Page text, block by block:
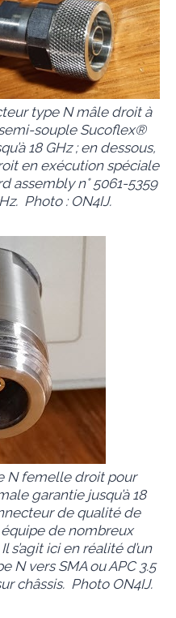
type N mâle droit à
souple Sucoflex®
18 GHz ; en dessous,
en exécution spéciale
assembly n° 5061-5359
Photo : ON4IJ.
N femelle droit pour
garantie jusqu’à 18
de qualité de
de nombreux
ici en réalité d’un
N vers SMA ou APC 3.5
châssis. Photo ON4IJ.